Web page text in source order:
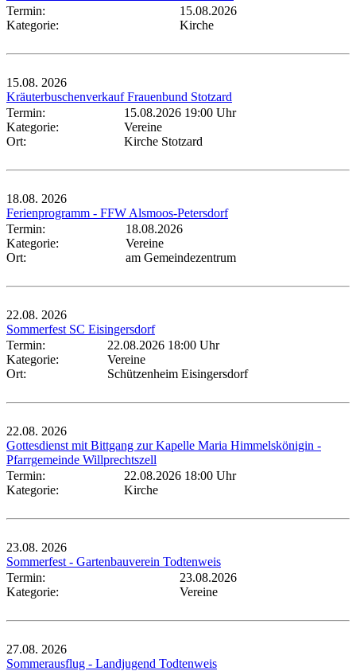
Termin:
15.08.2026
Kategorie:
Kirche
15.08. 2026
Kräuterbuschenverkauf Frauenbund Stotzard
Termin:
15.08.2026 19:00 Uhr
Kategorie:
Vereine
Ort:
Kirche Stotzard
18.08. 2026
Ferienprogramm - FFW Alsmoos-Petersdorf
Termin:
18.08.2026
Kategorie:
Vereine
Ort:
am Gemeindezentrum
22.08. 2026
Sommerfest SC Eisingersdorf
Termin:
22.08.2026 18:00 Uhr
Kategorie:
Vereine
Ort:
Schützenheim Eisingersdorf
22.08. 2026
Gottesdienst mit Bittgang zur Kapelle Maria Himmelskönigin -
Pfarrgemeinde Willprechtszell
Termin:
22.08.2026 18:00 Uhr
Kategorie:
Kirche
23.08. 2026
Sommerfest - Gartenbauverein Todtenweis
Termin:
23.08.2026
Kategorie:
Vereine
27.08. 2026
Sommerausflug - Landjugend Todtenweis